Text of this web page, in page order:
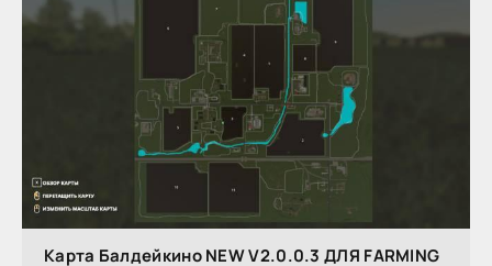
Карта Балдейкино NEW V2.0.0.3 ДЛЯ FARMING